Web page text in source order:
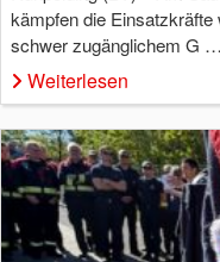
kämpfen die Einsatzkräfte
schwer zugänglichem G …
Weiterlesen